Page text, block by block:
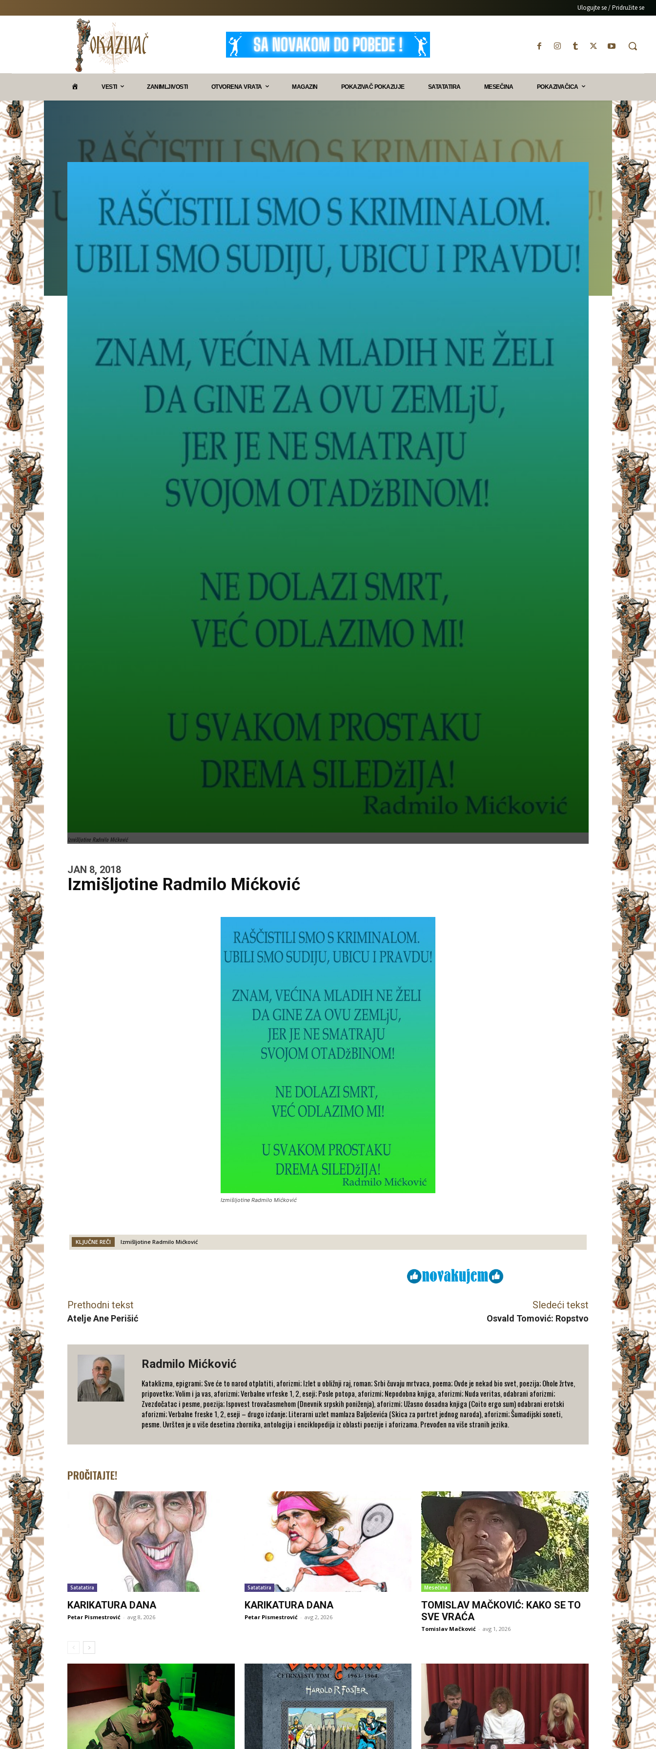
Ulogujte se / Pridružite se
K
V
A
VESTI ZANIMLJIVOSTI OTVORENA VRATA MAGAZIN POKAZIVAČ POKAZUJE SATATATIRA MESEČINA POKAZIVAČICA
Izmišljotine Radmilo Mićković
JAN 8, 2018
Izmišljotine Radmilo Mićković
Izmišljotine Radmilo Mićković
KLJUČNE REČI Izmišljotine Radmilo Mićković
Prethodni tekst
Atelje Ane Perišić
Sledeći tekst
Osvald Tomović: Ropstvo
Radmilo Mićković
Kataklizma, epigrami; Sve će to narod otplatiti, aforizmi; Izlet u obližnji raj, roman; Srbi čuvaju mrtvaca, poema; Ovde je nekad bio svet, poezija; Ohole žrtve,
pripovetke; Volim i ja vas, aforizmi; Verbalne vrfeske 1, 2, eseji; Posle potopa, aforizmi; Nepodobna knjiga, aforizmi; Nuda veritas, odabrani aforizmi;
Zvezdočatac i pesme, poezija; Ispovest trovačasmehom (Dnevnik srpskih poniženja), aforizmi; Užasno dosadna knjiga (Coito ergo sum) odabrani erotski
aforizmi; Verbalne freske 1, 2, eseji – drugo izdanje; Literarni uzlet mamlaza Baljoševića (Skica za portret jednog naroda), aforizmi; Šumadijski soneti,
pesme. Uvršten je u više desetina zbornika, antologija i enciklopedija iz oblasti poezije i aforizama. Prevođen na više stranih jezika.
PROČITAJTE!
Satatatira
KARIKATURA DANA
Petar Pismestrović - avg 8, 2026
Satatatira
KARIKATURA DANA
Petar Pismestrović - avg 2, 2026
Mesečina
TOMISLAV MAČKOVIĆ: KAKO SE TO
SVE VRAĆA
Tomislav Mačković - avg 1, 2026